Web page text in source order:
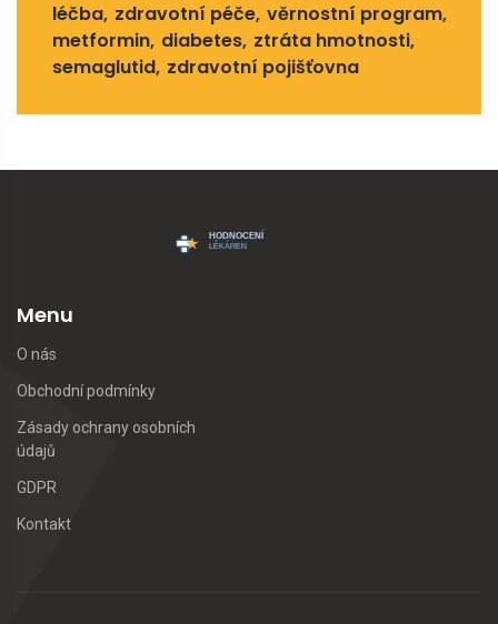
léčba zdravotní péče věrnostní program
metformin diabetes ztráta hmotnosti
semaglutid zdravotní pojišťovna
Menu
O nás
Obchodní podmínky
Zásady ochrany osobních
údajů
GDPR
Kontakt